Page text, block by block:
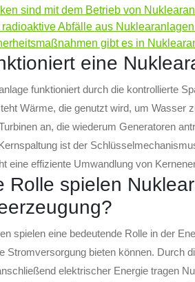
sind mit dem Betrieb von
Abfälle aus
gibt es in
eine
funktioniert durch die kontrollierte
Wärme, die genutzt wird, um Wasser
an, die wiederum Generatoren
ist der
eine effiziente Umwandlung von
Rolle spielen
spielen eine bedeutende Rolle in der
Stromversorgung bieten können. Durch
elektrischer Energie tragen